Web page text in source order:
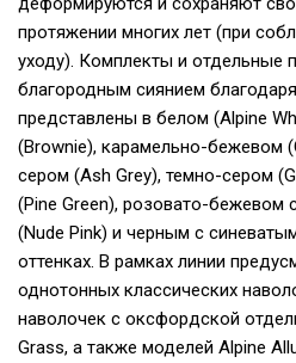
протяжении многих лет (при
уходу). Комплекты и отдельные
благородным сиянием
представлены в белом (Alpine
(Brownie), карамельно-бежевом
сером (Ash Grey), темно-сером
(Pine Green), розовато-
(Nude Pink) и черным c
оттенках. В рамках линии
однотонных классических
наволочек с оксфордской
Grass, а также моделей Alpine